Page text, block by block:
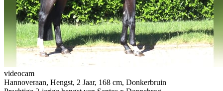
videocam
Hannoveraan, Hengst, 2 Jaar, 168 cm, Donkerbruin